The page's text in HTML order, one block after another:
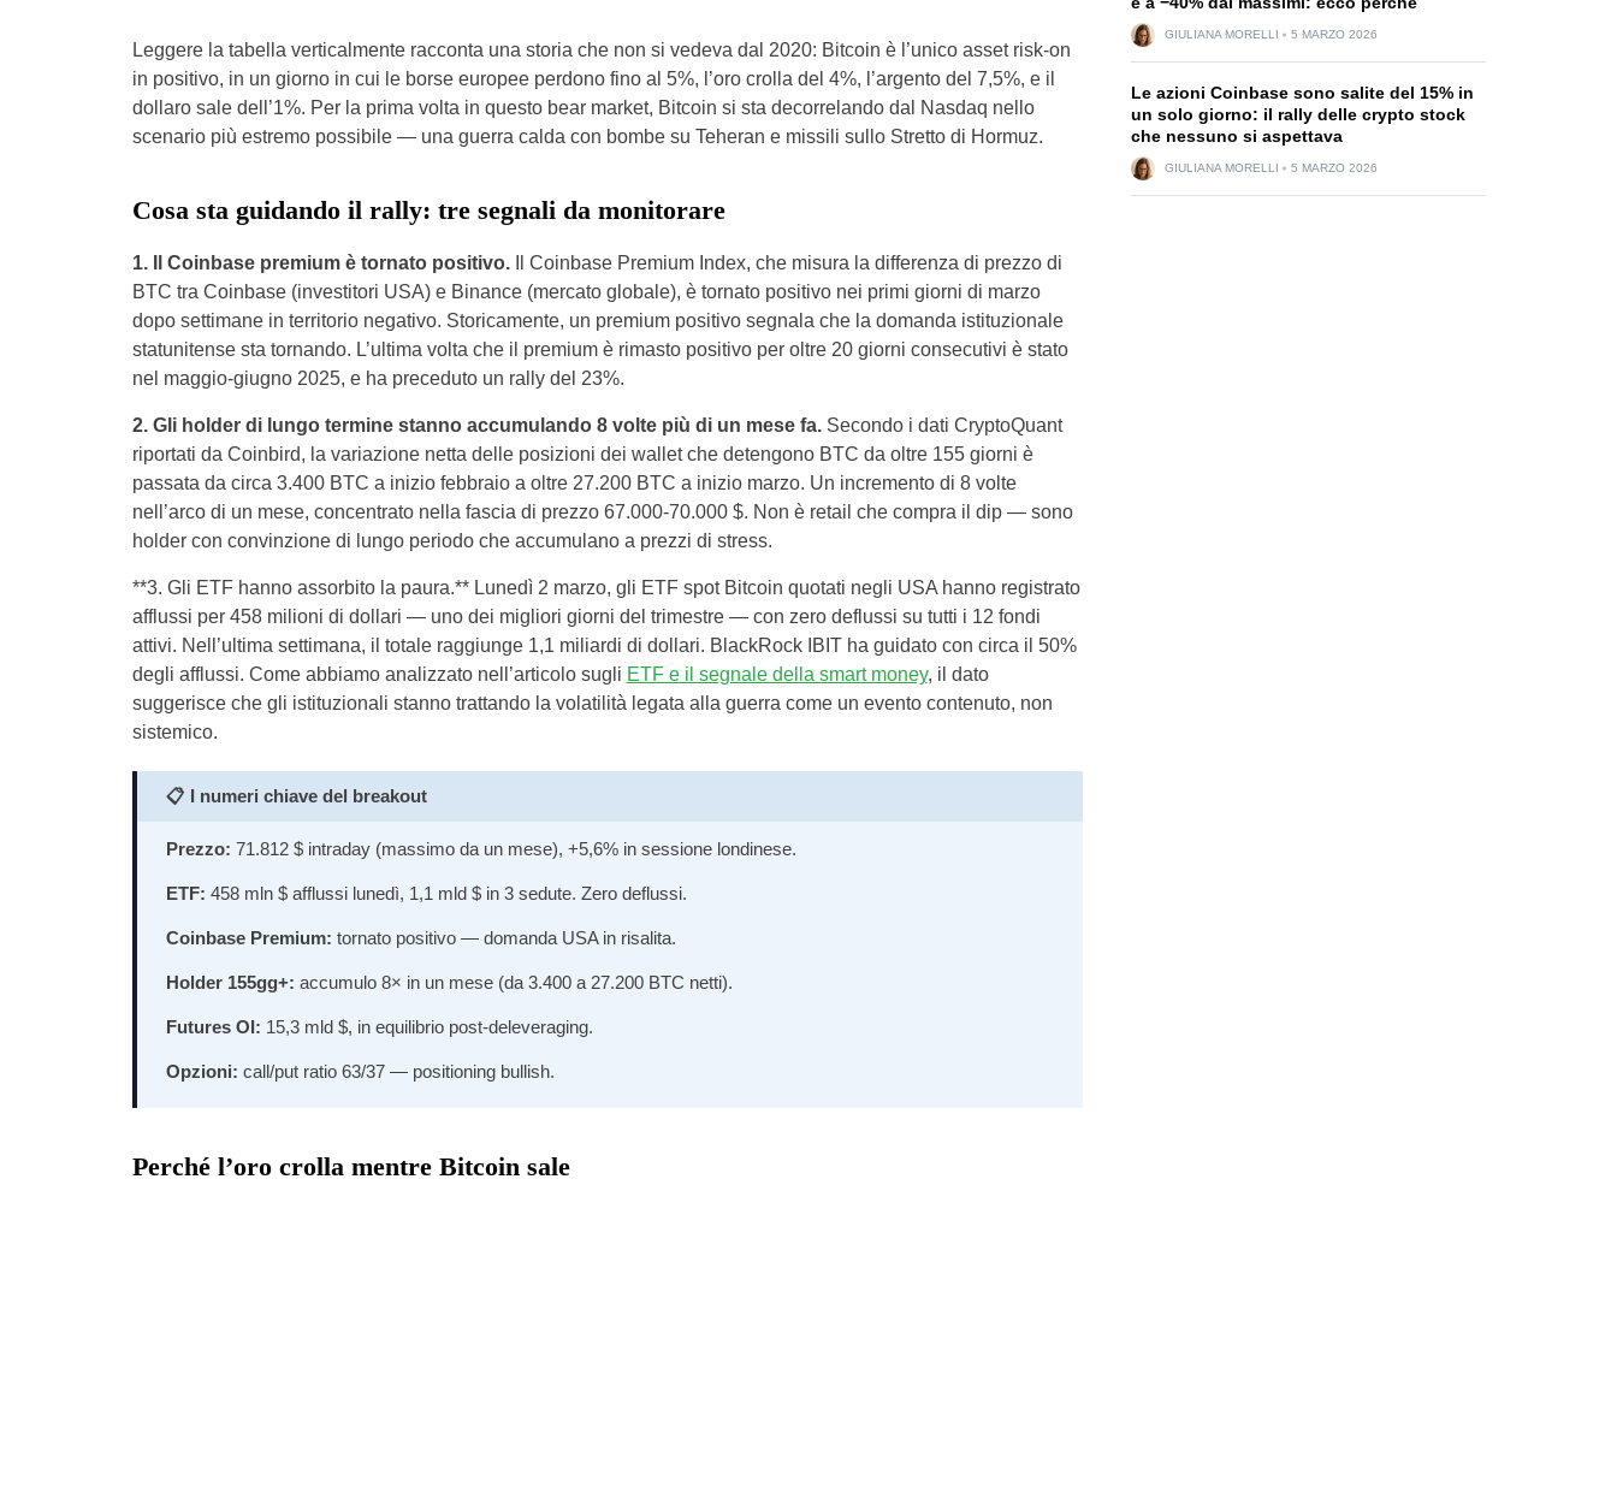
Leggere la tabella verticalmente racconta una storia che non si vedeva dal 2020: Bitcoin è l’unico asset risk-on
in positivo, in un giorno in cui le borse europee perdono fino al 5%, l’oro crolla del 4%, l’argento del 7,5%, e il
dollaro sale dell’1%. Per la prima volta in questo bear market, Bitcoin si sta decorrelando dal Nasdaq nello
scenario più estremo possibile — una guerra calda con bombe su Teheran e missili sullo Stretto di Hormuz.
Cosa sta guidando il rally: tre segnali da monitorare
1. Il Coinbase premium è tornato positivo.Il Coinbase Premium Index, che misura la differenza di prezzo di
BTC tra Coinbase (investitori USA) e Binance (mercato globale), è tornato positivo nei primi giorni di marzo
dopo settimane in territorio negativo. Storicamente, un premium positivo segnala che la domanda istituzionale
statunitense sta tornando. L’ultima volta che il premium è rimasto positivo per oltre 20 giorni consecutivi è stato
nel maggio-giugno 2025, e ha preceduto un rally del 23%.
2. Gli holder di lungo termine stanno accumulando 8 volte più di un mese fa.Secondo i dati CryptoQuant
riportati da Coinbird, la variazione netta delle posizioni dei wallet che detengono BTC da oltre 155 giorni è
passata da circa 3.400 BTC a inizio febbraio a oltre 27.200 BTC a inizio marzo. Un incremento di 8 volte
nell’arco di un mese, concentrato nella fascia di prezzo 67.000-70.000 $. Non è retail che compra il dip — sono
holder con convinzione di lungo periodo che accumulano a prezzi di stress.
**3. Gli ETF hanno assorbito la paura.** Lunedì 2 marzo, gli ETF spot Bitcoin quotati negli USA hanno registrato
afflussi per 458 milioni di dollari — uno dei migliori giorni del trimestre — con zero deflussi su tutti i 12 fondi
attivi. Nell’ultima settimana, il totale raggiunge 1,1 miliardi di dollari. BlackRock IBIT ha guidato con circa il 50%
degli afflussi. Come abbiamo analizzato nell’articolo sugli ETF e il segnale della smart money, il dato
suggerisce che gli istituzionali stanno trattando la volatilità legata alla guerra come un evento contenuto, non
sistemico.
📋 I numeri chiave del breakout
Prezzo: 71.812 $ intraday (massimo da un mese), +5,6% in sessione londinese.
ETF: 458 mln $ afflussi lunedì, 1,1 mld $ in 3 sedute. Zero deflussi.
Coinbase Premium: tornato positivo — domanda USA in risalita.
Holder 155gg+: accumulo 8× in un mese (da 3.400 a 27.200 BTC netti).
Futures OI: 15,3 mld $, in equilibrio post-deleveraging.
Opzioni: call/put ratio 63/37 — positioning bullish.
Perché l’oro crolla mentre Bitcoin sale
GIULIANA MORELLI 5 MARZO 2026
Le azioni Coinbase sono salite del 15% in
un solo giorno: il rally delle crypto stock
che nessuno si aspettava
GIULIANA MORELLI 5 MARZO 2026